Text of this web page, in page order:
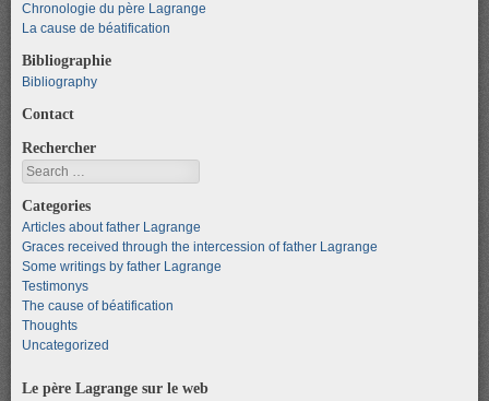
Chronologie du père Lagrange
La cause de béatification
Bibliographie
Bibliography
Contact
Rechercher
Search
Categories
Articles about father Lagrange
Graces received through the intercession of father Lagrange
Some writings by father Lagrange
Testimonys
The cause of béatification
Thoughts
Uncategorized
Le père Lagrange sur le web